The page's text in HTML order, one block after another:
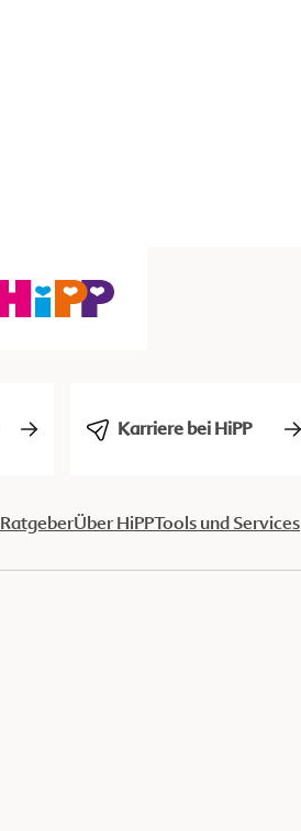
Karriere bei HiPP
RatgeberÜber HiPPTools und Services